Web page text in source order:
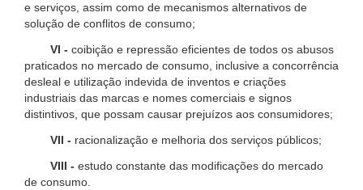
e serviços, assim como de mecanismos alternativos de
solução de conflitos de consumo;
VI - coibição e repressão eficientes de todos os abusos
praticados no mercado de consumo, inclusive a concorrência
desleal e utilização indevida de inventos e criações
industriais das marcas e nomes comerciais e signos
distintivos, que possam causar prejuízos aos consumidores;
VII - racionalização e melhoria dos serviços públicos;
VIII - estudo constante das modificações do mercado
de consumo.